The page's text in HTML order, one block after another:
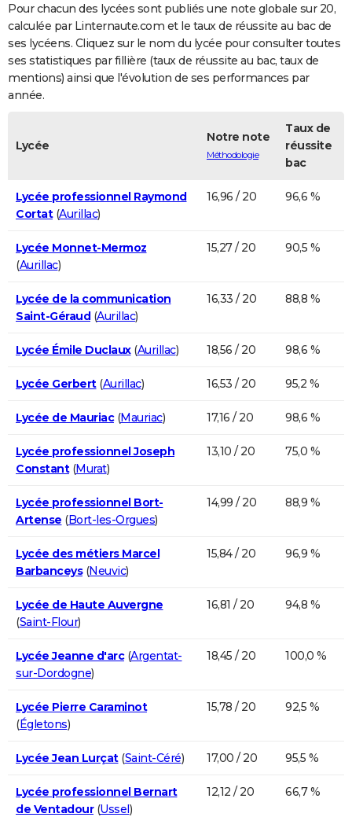
COPAINS D'AVANT
S'inscrire
Se connecter
Lycées
Collèges
Primaires
Universités
Entreprises
Service militaire
Avis de recherche
AVIS DE DÉCÈS
FORUM
Pour chacun des lycées sont publiés une note globale sur 20,
calculée par Linternaute.com et le taux de réussite au bac de
ses lycéens. Cliquez sur le nom du lycée pour consulter toutes
ses statistiques par fillière (taux de réussite au bac, taux de
mentions) ainsi que l'évolution de ses performances par
année.
Lycée
Notre note
Méthodologie
Taux de
réussite
bac
Lycée professionnel Raymond
Cortat(Aurillac)
16,96 / 20 96,6 %
Lycée Monnet-Mermoz
(Aurillac)
15,27 / 20 90,5 %
Lycée de la communication
Saint-Géraud(Aurillac)
16,33 / 20 88,8 %
Lycée Émile Duclaux(Aurillac) 18,56 / 20 98,6 %
Lycée Gerbert(Aurillac) 16,53 / 20 95,2 %
Lycée de Mauriac(Mauriac) 17,16 / 20 98,6 %
Lycée professionnel Joseph
Constant(Murat)
13,10 / 20 75,0 %
Lycée professionnel Bort-
Artense (Bort-les-Orgues)
14,99 / 20 88,9 %
Lycée des métiers Marcel
Barbanceys(Neuvic)
15,84 / 20 96,9 %
Lycée de Haute Auvergne
(Saint-Flour)
16,81 / 20 94,8 %
Lycée Jeanne d'arc(Argentat-
sur-Dordogne)
18,45 / 20 100,0 %
Lycée Pierre Caraminot
(Égletons)
15,78 / 20 92,5 %
Lycée Jean Lurçat(Saint-Céré) 17,00 / 20 95,5 %
Lycée professionnel Bernart
de Ventadour(Ussel)
12,12 / 20 66,7 %